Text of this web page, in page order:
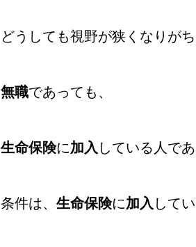
どうしても視野が狭くなりがち
無職であっても、
生命保険に加入 している人であ
条件は、 生命保険に加入 して